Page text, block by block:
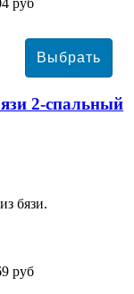
руб
2-спальный
бязи.
руб